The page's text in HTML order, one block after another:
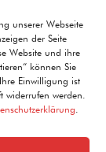
unserer Webseite
der Seite
Website und ihre
können Sie
Einwilligung ist
widerrufen werden.
.
ANFRAGE
FINDEN SIE IN
Senden